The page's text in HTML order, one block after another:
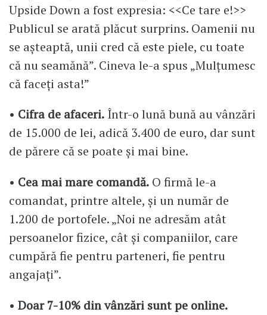
Upside Down a fost expresia: <<Ce tare e!>>
Publicul se arată plăcut surprins. Oamenii nu
se așteaptă, unii cred că este piele, cu toate
că nu seamănă”. Cineva le-a spus „Mulțumesc
că faceți asta!”
• Cifra de afaceri. Într-o lună bună au vânzări
de 15.000 de lei, adică 3.400 de euro, dar sunt
de părere că se poate și mai bine.
• Cea mai mare comandă. O firmă le-a
comandat, printre altele, și un număr de
1.200 de portofele. „Noi ne adresăm atât
persoanelor fizice, cât și companiilor, care
cumpără fie pentru parteneri, fie pentru
angajați”.
• Doar 7-10% din vânzări sunt pe online.